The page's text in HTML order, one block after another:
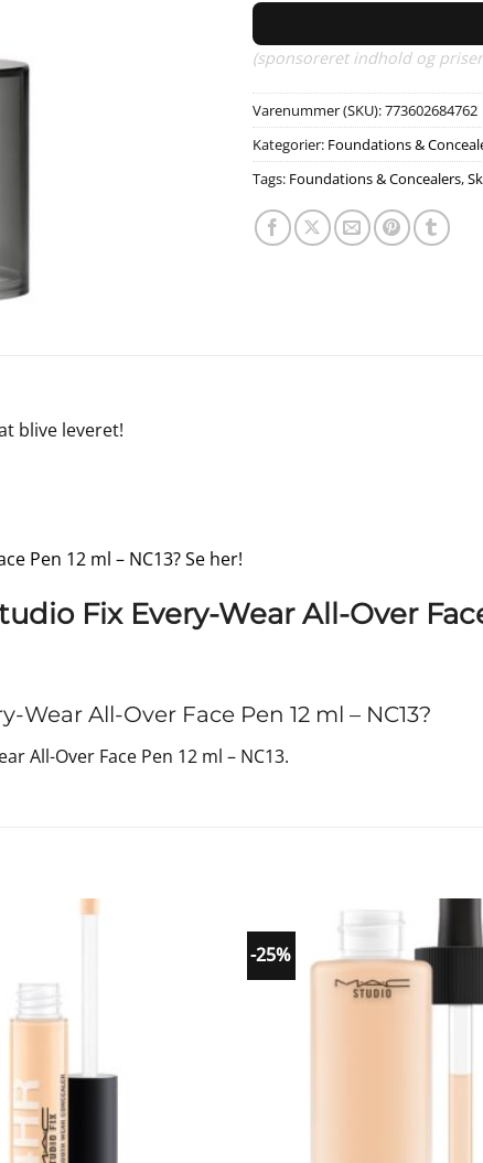
(sponsoreret indhold og
Varenummer (SKU):773602684762
Kategorier: Foundations &
Tags: Foundations & Concealers,
blive leveret!
Pen 12 ml – NC13? Se her!
Fix Every-Wear All-Over
All-Over Face Pen 12 ml – NC13?
All-Over Face Pen 12 ml – NC13.
-25%